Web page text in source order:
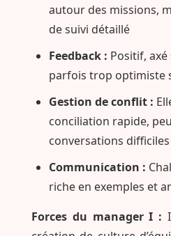
autour des missions,
de suivi détaillé
Feedback : Positif,
parfois trop optimiste
Gestion de conflit :
conciliation rapide,
conversations difficiles
Communication :
riche en exemples et
Forces du manager I :